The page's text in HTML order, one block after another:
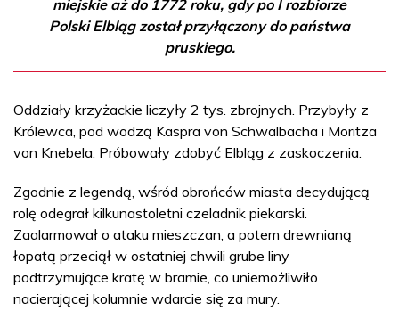
miejskie aż do 1772 roku, gdy po I rozbiorze
Polski Elbląg został przyłączony do państwa
pruskiego.
Oddziały krzyżackie liczyły 2 tys. zbrojnych. Przybyły z
Królewca, pod wodzą Kaspra von Schwalbacha i Moritza
von Knebela. Próbowały zdobyć Elbląg z zaskoczenia.
Zgodnie z legendą, wśród obrońców miasta decydującą
rolę odegrał kilkunastoletni czeladnik piekarski.
Zaalarmował o ataku mieszczan, a potem drewnianą
łopatą przeciął w ostatniej chwili grube liny
podtrzymujące kratę w bramie, co uniemożliwiło
nacierającej kolumnie wdarcie się za mury.